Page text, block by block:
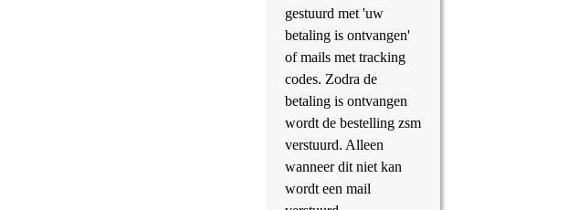
gestuurd met 'uw
betaling is ontvangen'
of mails met tracking
codes. Zodra de
betaling is ontvangen
wordt de bestelling zsm
verstuurd. Alleen
wanneer dit niet kan
wordt een mail